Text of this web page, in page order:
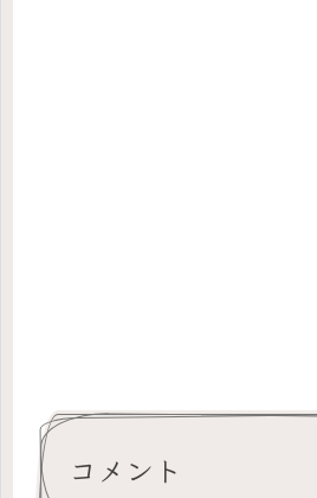
コメント